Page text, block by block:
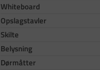
Whiteboard
Opslagstavler
Skilte
Belysning
Dørmåtter